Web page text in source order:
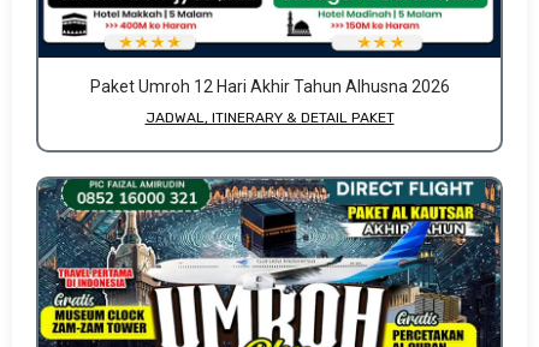
Paket Umroh 12 Hari Akhir Tahun Alhusna 2026
JADWAL, ITINERARY & DETAIL PAKET